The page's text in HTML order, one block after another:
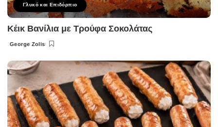
Γλυκό και Επιδόρπιο
Κέικ Βανίλια με Τρούφα Σοκολάτας
Posted
George Zolis